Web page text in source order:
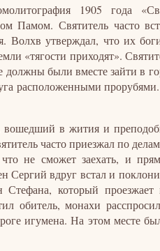
1905 года
Памом. Святитель часто
Волхв утверждал, что их
«тягости приходят».
были вместе зайти в
расположенными прорубями.
в жития и
часто приезжал по
не сможет заехать, и
Сергий вдруг встал и
Стефана, который
обитель, монахи
игумена. На этом месте